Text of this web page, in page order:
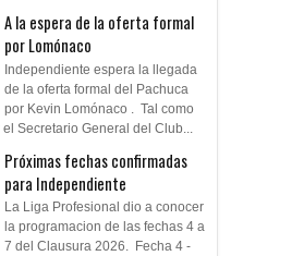
A la espera de la oferta formal
por Lomónaco
Independiente espera la llegada
de la oferta formal del Pachuca
por Kevin Lomónaco . Tal como
Secretario General del Club...
Próximas fechas confirmadas
para Independiente
La Liga Profesional dio a conocer
la programacion de las fechas 4 a
7 del Clausura 2026. Fecha 4 -